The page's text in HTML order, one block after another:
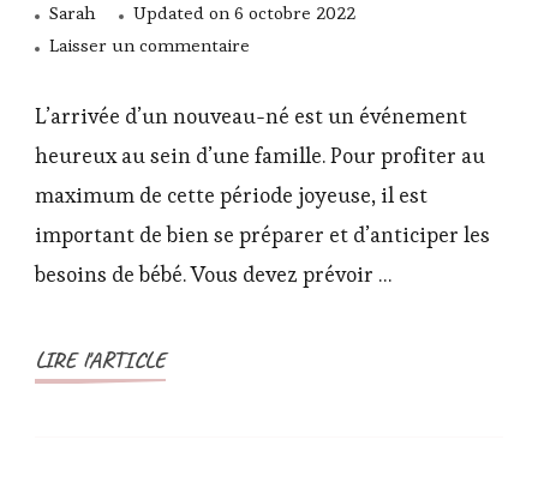
Sarah Updated on 6 octobre 2022
Laisser un commentaire
s’équiper
de
bébé
L’arrivée d’un nouveau-né est un événement
heureux au sein d’une famille. Pour profiter au
maximum de cette période joyeuse, il est
important de bien se préparer et d’anticiper les
besoins de bébé. Vous devez prévoir …
LIRE l'ARTICLE